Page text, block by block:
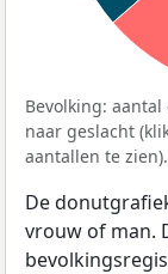
Bevolking:
naar geslacht
aantallen te zien).
De
vrouw of man.